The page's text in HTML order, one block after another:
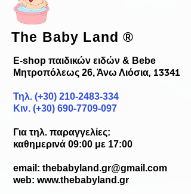
The Baby Land®
E-shop παιδικών ειδών & Bebe
Μητροπόλεως 26, Άνω Λιόσια, 13341
Τηλ. (+30) 210-2483-334
Κιν. (+30) 690-7709-097
Για τηλ. παραγγελίες:
καθημερινά 09:00 με 17:00
email: thebabyland.gr@gmail.com
web: www.thebabyland.gr